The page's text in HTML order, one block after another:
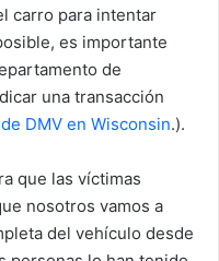
carro para intentar
es importante
de
una transacción
DMV en Wisconsin.).
que las víctimas
nosotros vamos a
del vehículo desde